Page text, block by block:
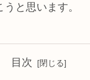
と思います。
目次